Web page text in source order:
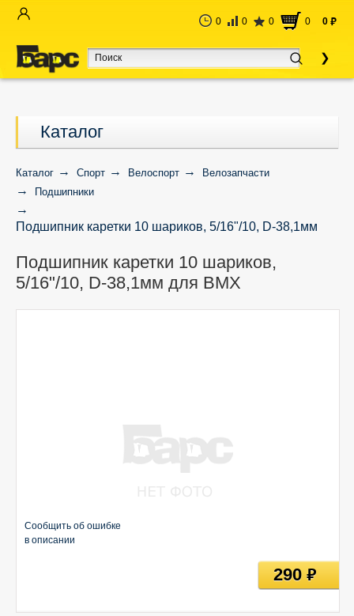
0 0 0 0 0 руб
Каталог
Каталог Спорт Велоспорт
Велозапчасти
Подшипники
Подшипник каретки 10 шариков, 5/16"/10, D-38,1мм
Подшипник каретки 10 шариков,
5/16"/10, D-38,1мм для BMX
Сообщить об ошибке
в описании
290руб